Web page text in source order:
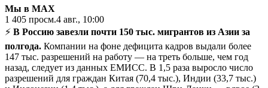
Мы в MAX
1 405 просм.4 авг., 10:00
⚡️ В Россию завезли почти 150 тыс. мигрантов из Азии за
полгода. Компании на фоне дефицита кадров выдали более
147 тыс. разрешений на работу — на треть больше, чем год
назад, следует из данных ЕМИСС. В 1,5 раза выросло число
разрешений для граждан Китая (70,4 тыс.), Индии (33,7 тыс.)